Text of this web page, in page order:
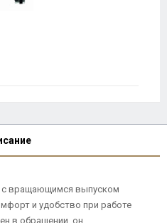
с вращающимся выпуском
и удобство при работе
в обращении, он